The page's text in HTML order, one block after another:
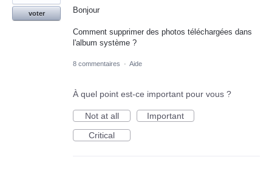
Bonjour
Comment supprimer des photos téléchargées dans
l'album système ?
voter
8 commentaires · Aide
À quel point est-ce important pour vous ?
Not at all
Important
Critical